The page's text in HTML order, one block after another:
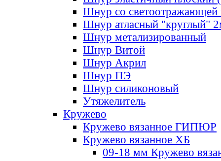
Шнур со светоотражающей
Шнур атласный "круглый"
Шнур метализированный
Шнур Витой
Шнур Акрил
Шнур ПЭ
Шнур силиконовый
Утяжелитель
Кружево
Кружево вязанное ГИПЮР
Кружево вязанное ХБ
09-18 мм Кружево